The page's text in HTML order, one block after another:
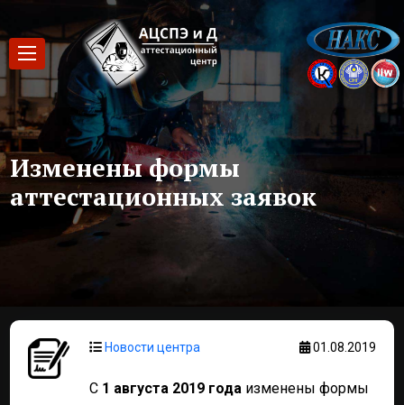
Изменены формы
аттестационных заявок
Новости центра 01.08.2019
С 1 августа 2019 года изменены формы